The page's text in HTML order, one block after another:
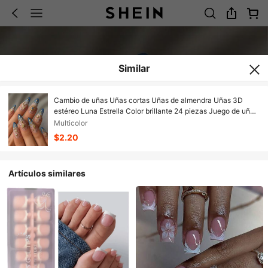
Similar
Cambio de uñas Uñas cortas Uñas de almendra Uñas 3D
estéreo Luna Estrella Color brillante 24 piezas Juego de uñas
postizas con lima de uñas y pegamento de gelatina
Adecuado para mujeres y niñas para uso en fiestas, fiestas de
la tarde Y577 Ojo azul bohemio
Multicolor
$2.20
Artículos similares